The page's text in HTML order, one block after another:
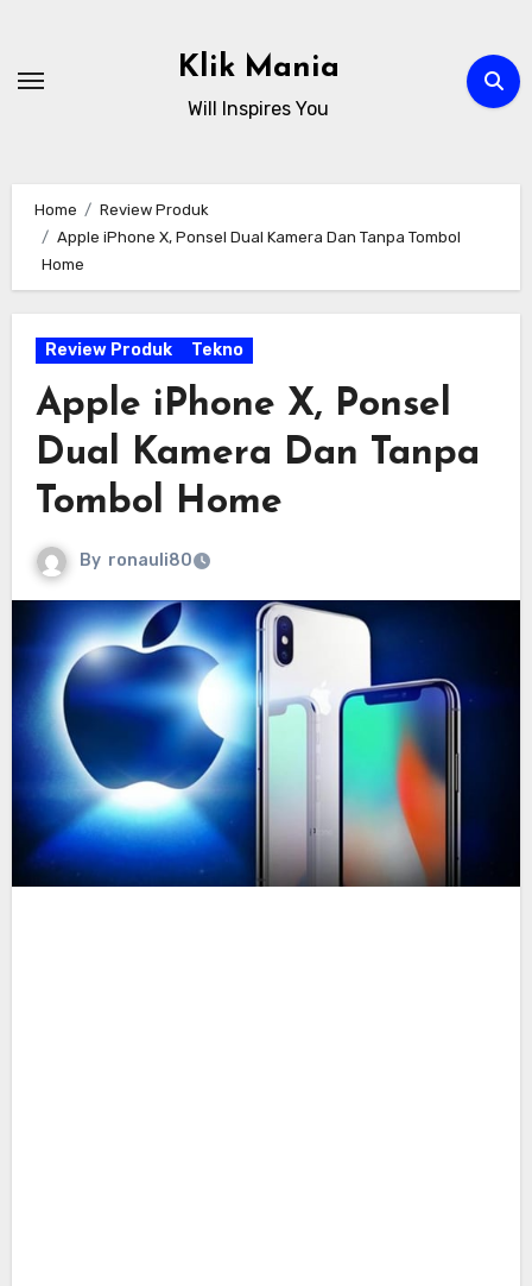
content
Klik Mania
Will Inspires You
Home
Review Produk
Apple iPhone X, Ponsel Dual Kamera Dan Tanpa Tombol
Home
Review Produk Tekno
Apple iPhone X, Ponsel
Dual Kamera Dan Tanpa
Tombol Home
By ronauli80